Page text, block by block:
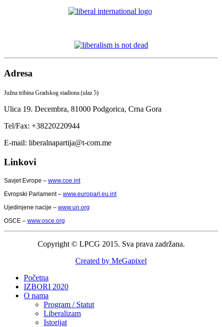
Adresa
Južna tribina Gradskog stadiona (ulaz 5)
Ulica 19. Decembra, 81000 Podgorica, Crna Gora
Tel/Fax: +38220220944
E-mail: liberalnapartija@t-com.me
Linkovi
Savjet Evrope – www.coe.int
Evropski Parlament – www.europarl.eu.int
Ujedinjene nacije – www.un.org
OSCE – www.osce.org
Copyright © LPCG 2015. Sva prava zadržana.
Created by MeGapixel
Početna
IZBORI 2020
O nama
Program / Statut
Liberalizam
Istorijat